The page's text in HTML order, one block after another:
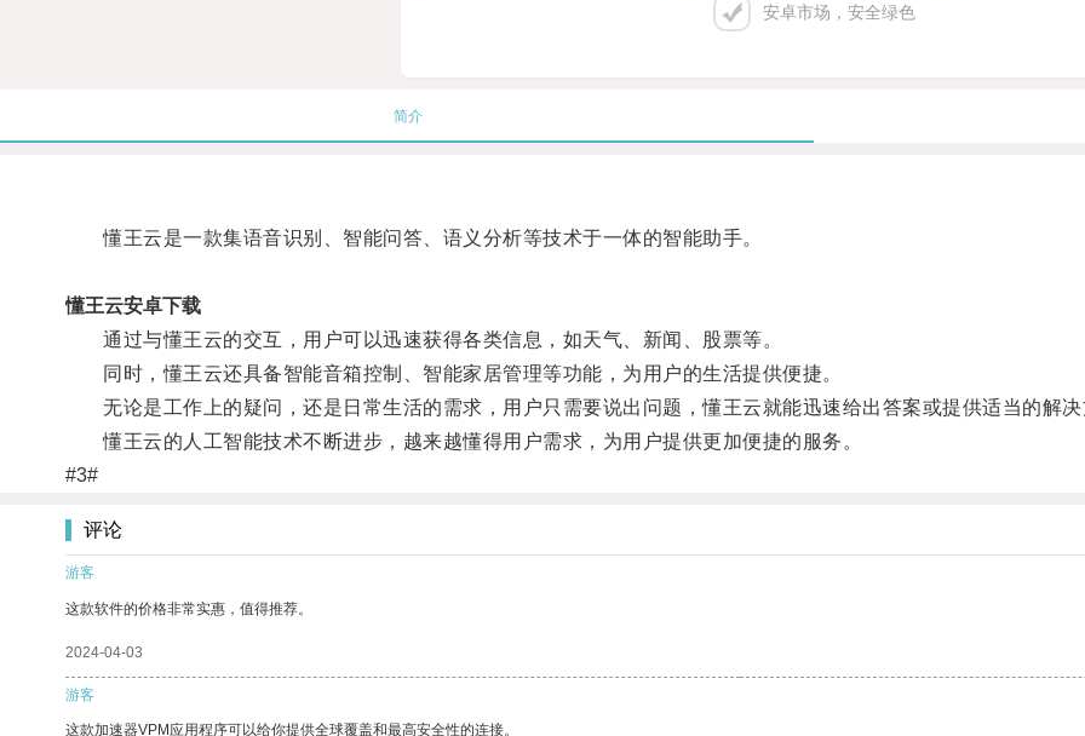
安卓市场，安全绿色
简介
懂王云是一款集语音识别、智能问答、语义分析等技术于一体的智能助手。
懂王云安卓下载
通过与懂王云的交互，用户可以迅速获得各类信息，如天气、新闻、股票等。
同时，懂王云还具备智能音箱控制、智能家居管理等功能，为用户的生活提供便捷。
无论是工作上的疑问，还是日常生活的需求，用户只需要说出问题，懂王云就能迅速给出答案或提供适当的解决
懂王云的人工智能技术不断进步，越来越懂得用户需求，为用户提供更加便捷的服务。
#3#
评论
游客
这款软件的价格非常实惠，值得推荐。
2024-04-03
游客
这款加速器VPM应用程序可以给你提供全球覆盖和最高安全性的连接。